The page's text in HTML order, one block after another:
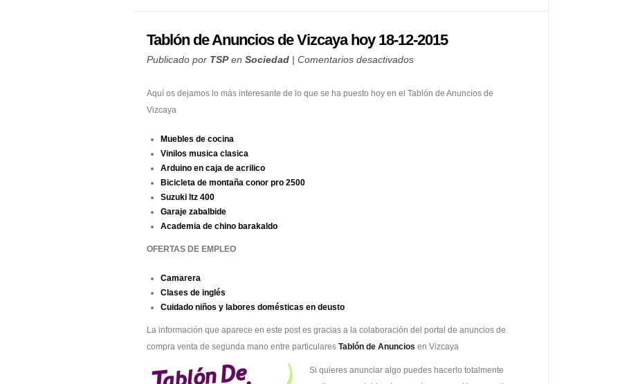
Tablón de Anuncios de Vizcaya hoy 18-12-2015
Publicado por TSPen Sociedad | Comentarios desactivadosen
de
Aquí os dejamos lo más interesante de lo que se ha puesto hoy en el Tablón de Anuncios de
Vizcaya
Muebles de cocina
Vinilos musica clasica
Arduino en caja de acrilico
Bicicleta de montaña conor pro 2500
Suzuki ltz 400
Garaje zabalbide
Academia de chino barakaldo
OFERTAS DE EMPLEO
Camarera
Clases de inglés
Cuidado niños y labores domésticas en deusto
La información que aparece en este post es gracias a la colaboración del portal de anuncios de
compra venta de segunda mano entre particulares Tablón de Anuncios en Vizcaya
Si quieres anunciar algo puedes hacerlo totalmente